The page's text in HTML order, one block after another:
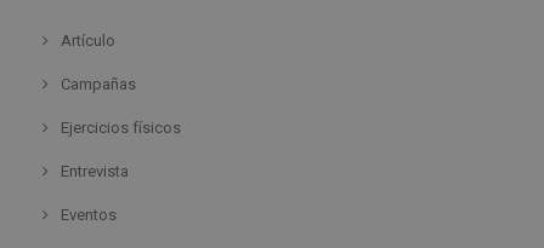
Artículo
Campañas
Ejercicios físicos
Entrevista
Eventos